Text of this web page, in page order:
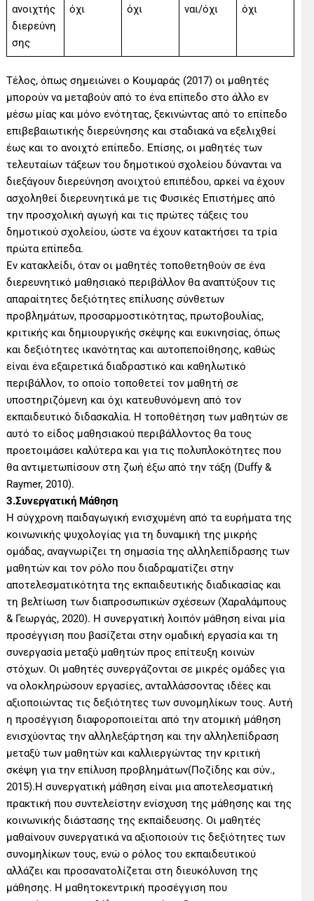
ανοιχτής
διερεύνη
σης
όχι όχι ναι/όχι όχι
Τέλος, όπως σημειώνει ο Κουμαράς (2017) οι μαθητές
μπορούν να μεταβούν από το ένα επίπεδο στο άλλο εν
μέσω μίας και μόνο ενότητας, ξεκινώντας από το επίπεδο
επιβεβαιωτικής διερεύνησης και σταδιακά να εξελιχθεί
έως και το ανοιχτό επίπεδο. Επίσης, οι μαθητές των
τελευταίων τάξεων του δημοτικού σχολείου δύνανται να
διεξάγουν διερεύνηση ανοιχτού επιπέδου, αρκεί να έχουν
ασχοληθεί διερευνητικά με τις Φυσικές Επιστήμες από
την προσχολική αγωγή και τις πρώτες τάξεις του
δημοτικού σχολείου, ώστε να έχουν κατακτήσει τα τρία
πρώτα επίπεδα.
Εν κατακλείδι, όταν οι μαθητές τοποθετηθούν σε ένα
διερευνητικό μαθησιακό περιβάλλον θα αναπτύξουν τις
απαραίτητες δεξιότητες επίλυσης σύνθετων
προβλημάτων, προσαρμοστικότητας, πρωτοβουλίας,
κριτικής και δημιουργικής σκέψης και ευκινησίας, όπως
και δεξιότητες ικανότητας και αυτοπεποίθησης, καθώς
είναι ένα εξαιρετικά διαδραστικό και καθηλωτικό
περιβάλλον, το οποίο τοποθετεί τον μαθητή σε
υποστηριζόμενη και όχι κατευθυνόμενη από τον
εκπαιδευτικό διδασκαλία. Η τοποθέτηση των μαθητών σε
αυτό το είδος μαθησιακού περιβάλλοντος θα τους
προετοιμάσει καλύτερα και για τις πολυπλοκότητες που
θα αντιμετωπίσουν στη ζωή έξω από την τάξη (Duffy &
Raymer, 2010).
3.Συνεργατική Μάθηση
Η σύγχρονη παιδαγωγική ενισχυμένη από τα ευρήματα της
κοινωνικής ψυχολογίας για τη δυναμική της μικρής
ομάδας, αναγνωρίζει τη σημασία της αλληλεπίδρασης των
μαθητών και τον ρόλο που διαδραματίζει στην
αποτελεσματικότητα της εκπαιδευτικής διαδικασίας και
τη βελτίωση των διαπροσωπικών σχέσεων (Χαραλάμπους
& Γεωργάς, 2020). Η συνεργατική λοιπόν μάθηση είναι μία
προσέγγιση που βασίζεται στην ομαδική εργασία και τη
συνεργασία μεταξύ μαθητών προς επίτευξη κοινών
στόχων. Οι μαθητές συνεργάζονται σε μικρές ομάδες για
να ολοκληρώσουν εργασίες, ανταλλάσσοντας ιδέες και
αξιοποιώντας τις δεξιότητες των συνομηλίκων τους. Αυτή
η προσέγγιση διαφοροποιείται από την ατομική μάθηση
ενισχύοντας την αλληλεξάρτηση και την αλληλεπίδραση
μεταξύ των μαθητών και καλλιεργώντας την κριτική
σκέψη για την επίλυση προβλημάτων(Ποζίδης και σύν.,
2015).Η συνεργατική μάθηση είναι μια αποτελεσματική
πρακτική που συντελείστην ενίσχυση της μάθησης και της
κοινωνικής διάστασης της εκπαίδευσης. Οι μαθητές
μαθαίνουν συνεργατικά να αξιοποιούν τις δεξιότητες των
συνομηλίκων τους, ενώ ο ρόλος του εκπαιδευτικού
αλλάζει και προσανατολίζεται στη διευκόλυνση της
μάθησης. Η μαθητοκεντρική προσέγγιση που